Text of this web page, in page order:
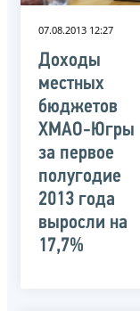
07.08.2013 12:27
Доходы
местных
бюджетов
ХМАО-Югры
за первое
полугодие
2013 года
выросли на
17,7%